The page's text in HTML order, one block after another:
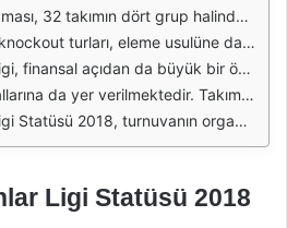
Bu aşamada, en iyi iki takım bir üst tura geçerken, üçüncü olan takım UEFA Avrupa Ligi'nde mücadele etmeye devam eder. Bu sistem, takımların birbirleriyle rekabet etme şansını artırarak, daha heyecan verici bir turnuva sunar.
sistemle karşılaşırlar. Her iki maçın toplam skoruna göre, en yüksek skoru elde eden takım bir üst tura geçer. Bu aşama, takımların stratejik oyun anlayışlarını ve dayanıklılıklarını test eden heyecan verici bir süreçtir.
bilet satışları gibi çeşitli kaynaklardan önemli gelir elde ederler. Bu, kulüplerin bütçelerini ve mali yapısını olumlu yönde etkileyerek, daha iyi oyuncular transfer etme ve altyapı yatırımları yapma fırsatı sağlar.
Bu, turnuvanın adil bir şekilde yönetilmesi ve rekabetin sağlıklı bir ortamda gerçekleşmesi için önemlidir. Disiplin süreçlerinin şeffaf bir şekilde yürütülmesi, kulüplerin ve oyuncuların kurallara uyumunu artırır.
en iyi kulüplerin mücadele ettiği bu prestijli turnuvanın sorunsuz bir şekilde gerçekleşmesini sağlar. Kulüplerin ve taraftarların büyük bir heyecanla takip ettiği bu organizasyon, Avrupa futbolunun en üst düzey temsilcisi olarak öne çıkmaktadır.
Ligi Statüsü 2018